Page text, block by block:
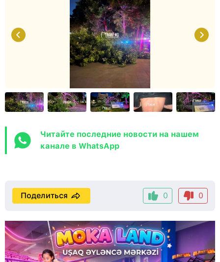
Читайте последние новости на нашем
канале в WhatsApp
0 0
Поделиться